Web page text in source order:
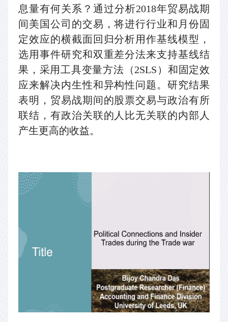
息量有何关系？通过分析2018年贸易战期
间美国公司的交易，将进行行业和月份固
定效应的横截面回归分析用作基线模型，
选用事件研究和双重差分法来支持基线结
果，采用工具变量方法（2SLS ）和固定效
应来解决内生性和异构性问题。研究结果
表明，贸易战期间的股票交易与政治有所
联结，有政治关联的人比无关联的内部人
产生更高的收益。